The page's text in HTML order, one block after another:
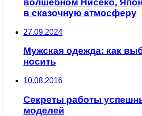
волшебном Нисеко,
в сказочную атмосферу
27.09.2024
Мужская одежда: как
носить
10.08.2016
Секреты работы
моделей